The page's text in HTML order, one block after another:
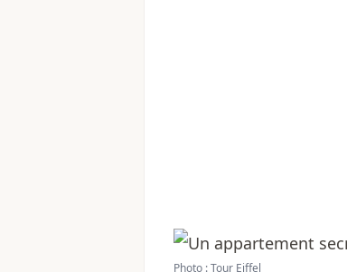
Photo : Tour Eiffel